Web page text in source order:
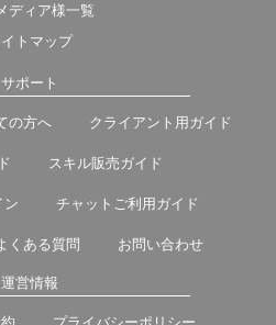
ディア様一覧
トマップ
サポート
の方へ クライアント用ガイド
スキル販売ガイド
ン チャットご利用ガイド
くある質問 お問い合わせ
運営情報